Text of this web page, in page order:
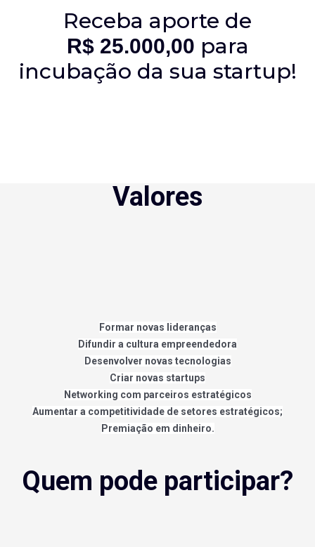
Receba aporte de
R$ 25.000,00 para
incubação da sua startup!
Valores
Formar novas lideranças
Difundir a cultura empreendedora
Desenvolver novas tecnologias
Criar novas startups
Networking com parceiros estratégicos
Aumentar a competitividade de setores estratégicos;
Premiação em dinheiro.
Quem pode participar?